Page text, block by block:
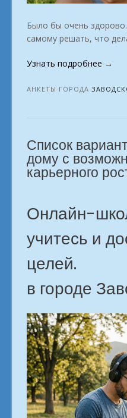
Было бы очень
самому решать, что
Узнать подробнее
в
→
АНКЕТЫ ГОРОДА
Список
дому с
карьерного
Онлайн-
учитесь и
целей.
в городе